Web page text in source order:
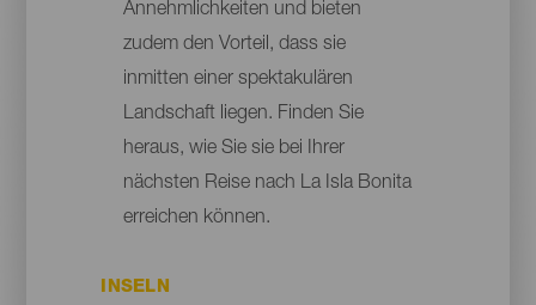
Annehmlichkeiten und bieten
zudem den Vorteil, dass sie
inmitten einer spektakulären
Landschaft liegen. Finden Sie
heraus, wie Sie sie bei Ihrer
nächsten Reise nach La Isla Bonita
erreichen können.
INSELN